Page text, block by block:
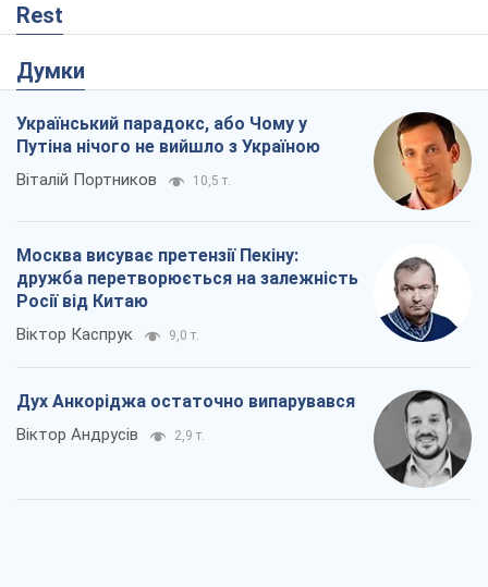
Rest
Думки
Український парадокс, або Чому у
Путіна нічого не вийшло з Україною
Віталій Портников 10,5 т.
Москва висуває претензії Пекіну:
дружба перетворюється на залежність
Росії від Китаю
Віктор Каспрук 9,0 т.
Дух Анкоріджа остаточно випарувався
Віктор Андрусів 2,9 т.